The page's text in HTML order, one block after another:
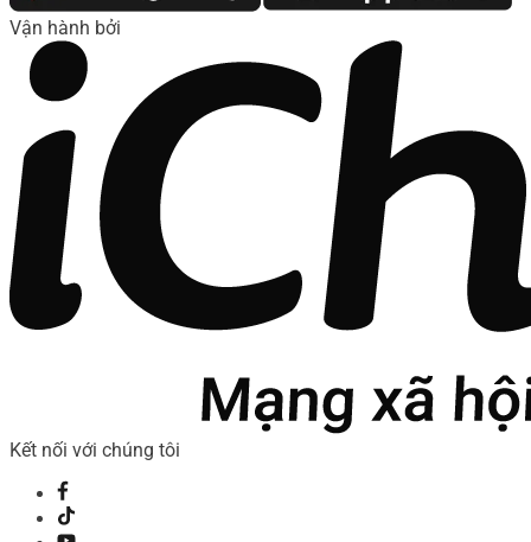
Vận hành bởi
Kết nối với chúng tôi